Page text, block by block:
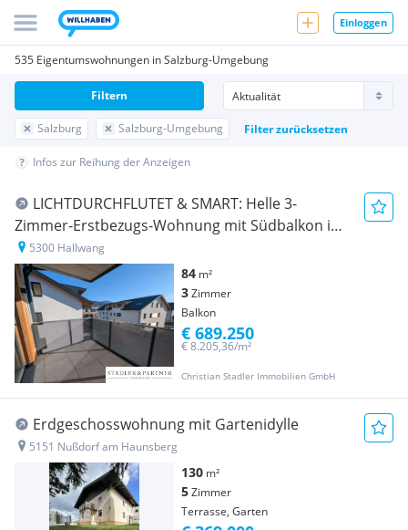
Einloggen
535 Eigentumswohnungen in Salzburg-Umgebung
Salzburg Salzburg-Umgebung Filter zurücksetzen
Filtern
Infos zur Reihung der Anzeigen
LICHTDURCHFLUTET & SMART: Helle 3-
Zimmer-Erstbezugs-Wohnung mit Südbalkon im
Ortszentrum Hallwang!
5300 Hallwang
84 m²
3Zimmer
Balkon
Christian Stadler Immobilien GmbH
€ 8.205,36/m²
€ 689.250
Erdgeschosswohnung mit Gartenidylle
5151 Nußdorf am Haunsberg
130 m²
5Zimmer
Terrasse, Garten